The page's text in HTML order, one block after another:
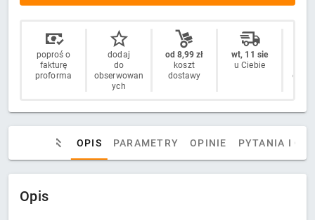
poproś o
fakturę
proforma
dodaj
do
obserwowan
ych
od 8,99 zł
koszt
dostawy
wt, 11 sie
u Ciebie
OPIS PARAMETRY OPINIE PYTANIA I
Opis